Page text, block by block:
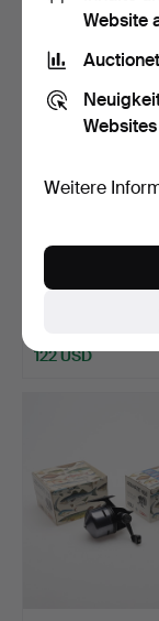
ANGELROLLEN
Beendet 2. Dez
122 USD
Website
Weitere